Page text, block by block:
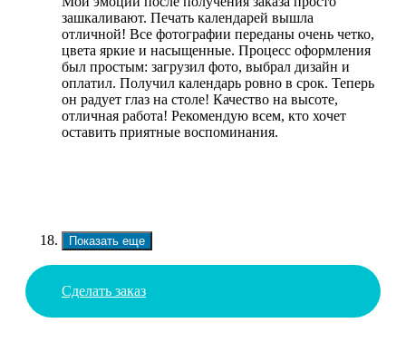
зашкаливают. Печать календарей вышла
отличной! Все фотографии переданы очень четко,
цвета яркие и насыщенные. Процесс оформления
был простым: загрузил фото, выбрал дизайн и
оплатил. Получил календарь ровно в срок. Теперь
он радует глаз на столе! Качество на высоте,
отличная работа! Рекомендую всем, кто хочет
оставить приятные воспоминания.
Показать еще
Сделать заказ